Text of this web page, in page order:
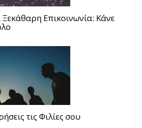
Ξεκάθαρη Επικοινωνία: Κάνε
τις Φιλίες σου